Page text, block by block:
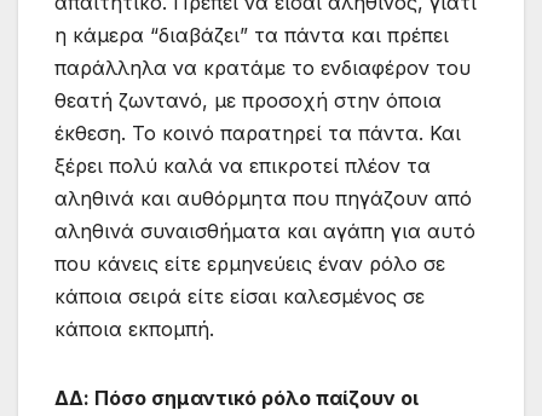
η κάμερα “διαβάζει” τα πάντα και πρέπει
παράλληλα να κρατάμε το ενδιαφέρον του
θεατή ζωντανό, με προσοχή στην όποια
έκθεση. Το κοινό παρατηρεί τα πάντα. Και
ξέρει πολύ καλά να επικροτεί πλέον τα
αληθινά και αυθόρμητα που πηγάζουν από
αληθινά συναισθήματα και αγάπη για αυτό
που κάνεις είτε ερμηνεύεις έναν ρόλο σε
κάποια σειρά είτε είσαι καλεσμένος σε
κάποια εκπομπή.
ΔΔ: Πόσο σημαντικό ρόλο παίζουν οι